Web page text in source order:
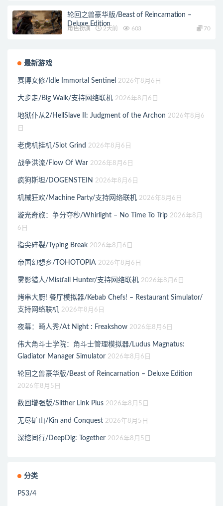
轮回之兽豪华版/Beast of Reincarnation –
Deluxe Edition
角色扮演 2天前 603 70
最新游戏
赛博女修/Idle Immortal Sentinel 2026年8月6日
大步走/Big Walk/支持网络联机 2026年8月6日
地狱仆从2/HellSlave II: Judgment of the Archon 2026年8月6
日
老虎机挂机/Slot Grind 2026年8月6日
战争洪流/Flow Of War 2026年8月6日
疯狗斯坦/DOGENSTEIN 2026年8月6日
机械狂欢/Machine Party/支持网络联机 2026年8月6日
漩光奇旅：争分夺秒/Whirlight – No Time To Trip 2026年8月
6日
指尖碎裂/Typing Break 2026年8月6日
帝国幻想乡/TOHOTOPIA 2026年8月6日
雾影猎人/Mistfall Hunter/支持网络联机 2026年8月6日
烤串大厨! 餐厅模拟器/Kebab Chefs! – Restaurant Simulator/
支持网络联机 2026年8月6日
夜幕：畸人秀/At Night : Freakshow 2026年8月6日
伟大角斗士学院：角斗士管理模拟器/Ludus Magnatus:
Gladiator Manager Simulator 2026年8月6日
轮回之兽豪华版/Beast of Reincarnation – Deluxe Edition
2026年8月5日
数回增强版/Slither Link Plus 2026年8月5日
无尽矿山/Kin and Conquest 2026年8月5日
深挖同行/DeepDig: Together 2026年8月5日
分类
PS3/4